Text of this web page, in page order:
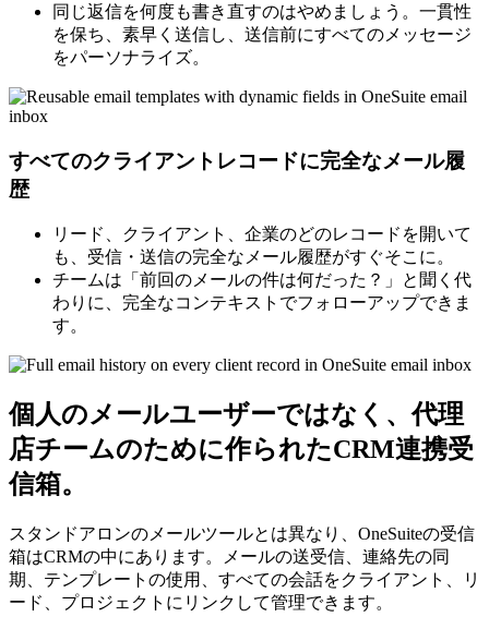
同じ返信を何度も書き直すのはやめましょう。一貫性
を保ち、素早く送信し、送信前にすべてのメッセージ
をパーソナライズ。
すべてのクライアントレコードに完全なメール履
歴
リード、クライアント、企業のどのレコードを開いて
も、受信・送信の完全なメール履歴がすぐそこに。
チームは「前回のメールの件は何だった？」と聞く代
わりに、完全なコンテキストでフォローアップできま
す。
個人のメールユーザーではなく、代理
店チームのために作られたCRM連携受
信箱。
スタンドアロンのメールツールとは異なり、OneSuiteの受信
箱はCRMの中にあります。メールの送受信、連絡先の同
期、テンプレートの使用、すべての会話をクライアント、リ
ード、プロジェクトにリンクして管理できます。